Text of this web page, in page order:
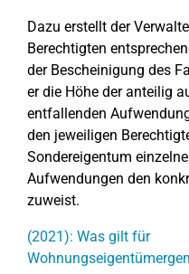
Dazu erstellt der
Berechtigten
der Bescheinigung des
er die Höhe der anteilig
entfallenden
den jeweiligen
Sondereigentum
Aufwendungen den
zuweist.
(2021): Was gilt für